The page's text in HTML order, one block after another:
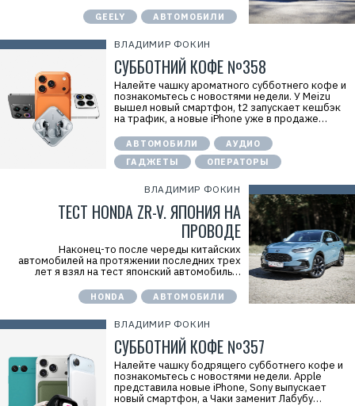
GEELY АВТОМОБИЛИ
ВЛАДИМИР ФОКИН
СУББОТНИЙ КОФЕ №358
Налейте чашку ароматного субботнего кофе и
познакомьтесь с новостями недели. У Meizu
вышел новый смартфон, t2 запускает кешбэк
на трафик, а новые iPhone уже в продаже…
АВТОМОБИЛИ
АУДИО
ГАДЖЕТЫ
ОПЕРАТОРЫ
ВЛАДИМИР ФОКИН
ТЕСТ HONDA ZR-V. ЯПОНИЯ НА
ПРОВОДЕ
Наконец-то после череды китайских
автомобилей на протяжении последних трех
лет я взял на тест японский автомобиль…
HONDA АВТОМОБИЛИ
ВЛАДИМИР ФОКИН
СУББОТНИЙ КОФЕ №357
Налейте чашку бодрящего субботнего кофе и
познакомьтесь с новостями недели. Apple
представила новые iPhone, Sony выпускает
новый смартфон, а Чаки заменит Лабубу…
Р
е
к
л
а
E
r
i
d
=
2